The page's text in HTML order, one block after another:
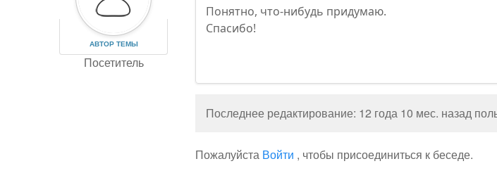
АВТОР ТЕМЫ
Посетитель
Понятно, что-нибудь придумаю.
Спасибо!
Последнее редактирование: 12 года 10 мес. назад
Пожалуйста Войти , чтобы присоединиться к беседе.